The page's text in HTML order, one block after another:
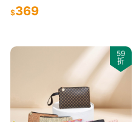
$369
59
折